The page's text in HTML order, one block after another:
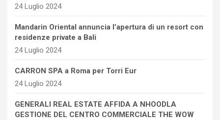
24 Luglio 2024
Mandarin Oriental annuncia l’apertura di un resort con
residenze private a Bali
24 Luglio 2024
CARRON SPA a Roma per Torri Eur
24 Luglio 2024
GENERALI REAL ESTATE AFFIDA A NHOODLA
GESTIONE DEL CENTRO COMMERCIALE THE WOW